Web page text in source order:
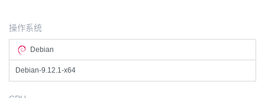
操作系统
Debian
Debian-9.12.1-x64